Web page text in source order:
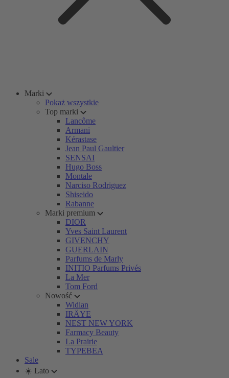
Marki
Pokaż wszystkie
Top marki
Lancôme
Armani
Kérastase
Jean Paul Gaultier
SENSAI
Hugo Boss
Montale
Narciso Rodriguez
Shiseido
Rabanne
Marki premium
DIOR
Yves Saint Laurent
GIVENCHY
GUERLAIN
Parfums de Marly
INITIO Parfums Privés
La Mer
Tom Ford
Nowość
Widian
IRÄYE
NEST NEW YORK
Farmacy Beauty
La Prairie
TYPEBEA
Sale
☀️ Lato